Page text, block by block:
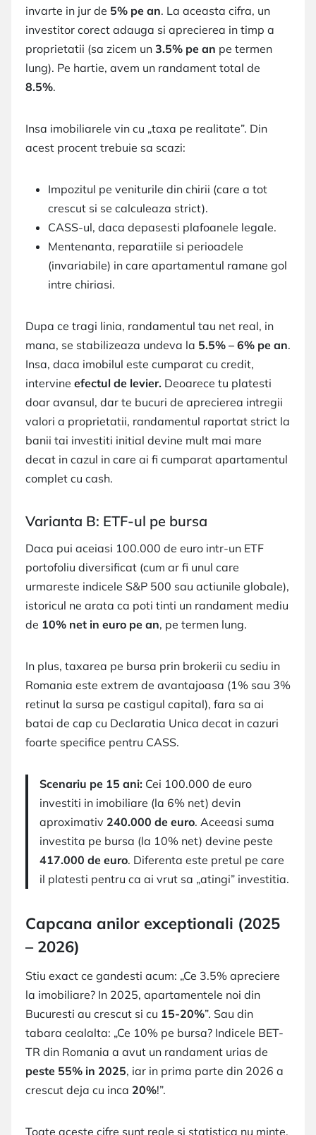
invarte in jur de 5% pe an. La aceasta cifra, un
investitor corect adauga si aprecierea in timp a
proprietatii (sa zicem un 3.5% pe an pe termen
lung). Pe hartie, avem un randament total de
8.5%.
Insa imobiliarele vin cu „taxa pe realitate”. Din
acest procent trebuie sa scazi:
Impozitul pe veniturile din chirii (care a tot
crescut si se calculeaza strict).
CASS-ul, daca depasesti plafoanele legale.
Mentenanta, reparatiile si perioadele
(invariabile) in care apartamentul ramane gol
intre chiriasi.
Dupa ce tragi linia, randamentul tau net real, in
mana, se stabilizeaza undeva la 5.5% – 6% pe an.
Insa, daca imobilul este cumparat cu credit,
intervine efectul de levier. Deoarece tu platesti
doar avansul, dar te bucuri de aprecierea intregii
valori a proprietatii, randamentul raportat strict la
banii tai investiti initial devine mult mai mare
decat in cazul in care ai fi cumparat apartamentul
complet cu cash.
Varianta B: ETF-ul pe bursa
Daca pui aceiasi 100.000 de euro intr-un ETF
portofoliu diversificat (cum ar fi unul care
urmareste indicele S&P 500 sau actiunile globale),
istoricul ne arata ca poti tinti un randament mediu
de 10% net in euro pe an, pe termen lung.
In plus, taxarea pe bursa prin brokerii cu sediu in
Romania este extrem de avantajoasa (1% sau 3%
retinut la sursa pe castigul capital), fara sa ai
batai de cap cu Declaratia Unica decat in cazuri
foarte specifice pentru CASS.
Scenariu pe 15 ani: Cei 100.000 de euro
investiti in imobiliare (la 6% net) devin
aproximativ 240.000 de euro. Aceeasi suma
investita pe bursa (la 10% net) devine peste
417.000 de euro. Diferenta este pretul pe care
il platesti pentru ca ai vrut sa „atingi” investitia.
Capcana anilor exceptionali (2025
– 2026)
Stiu exact ce gandesti acum: „Ce 3.5% apreciere
la imobiliare? In 2025, apartamentele noi din
Bucuresti au crescut si cu 15-20%”. Sau din
tabara cealalta: „Ce 10% pe bursa? Indicele BET-
TR din Romania a avut un randament urias de
peste 55% in 2025, iar in prima parte din 2026 a
crescut deja cu inca 20%!”.
Toate aceste cifre sunt reale si statistica nu minte.